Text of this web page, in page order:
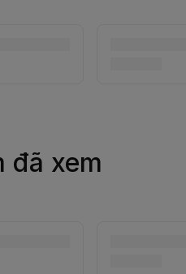
đã xem